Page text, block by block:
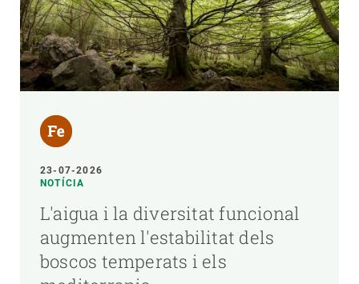
23-07-2026
NOTÍCIA
L'aigua i la diversitat funcional
augmenten l'estabilitat dels
boscos temperats i els